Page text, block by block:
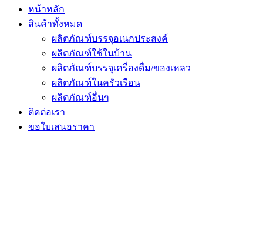
หน้าหลัก
สินค้าทั้งหมด
ผลิตภัณฑ์บรรจุอเนกประสงค์
ผลิตภัณฑ์ใช้ในบ้าน
ผลิตภัณฑ์บรรจุเครื่องดื่ม/ของเหลว
ผลิตภัณฑ์ในครัวเรือน
ผลิตภัณฑ์อื่นๆ
ติดต่อเรา
ขอใบเสนอราคา